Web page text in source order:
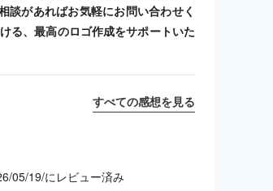
談があればお気軽にお問い合わせく
る、最高のロゴ作成をサポートいた
すべての感想を見る
05/19/にレビュー済み